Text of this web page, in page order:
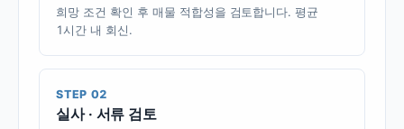
희망 조건 확인 후 매물 적합성을 검토합니다. 평균
1시간 내 회신.
STEP 02
실사 · 서류 검토